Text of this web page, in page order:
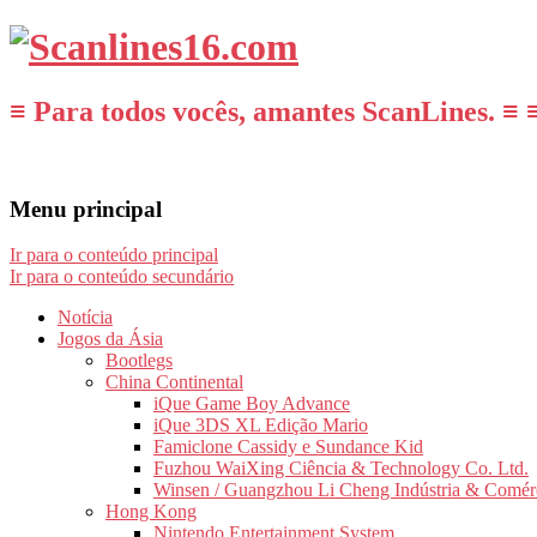
≡ Para todos vocês, amantes ScanLines. ≡
Menu principal
Ir para o conteúdo principal
Ir para o conteúdo secundário
Notícia
Jogos da Ásia
Bootlegs
China Continental
iQue Game Boy Advance
iQue 3DS XL Edição Mario
Famiclone Cassidy e Sundance Kid
Fuzhou WaiXing Ciência & Technology Co. Ltd.
Winsen / Guangzhou Li Cheng Indústria &
Hong Kong